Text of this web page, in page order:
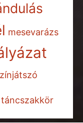
mesevarázs
táncszakkör